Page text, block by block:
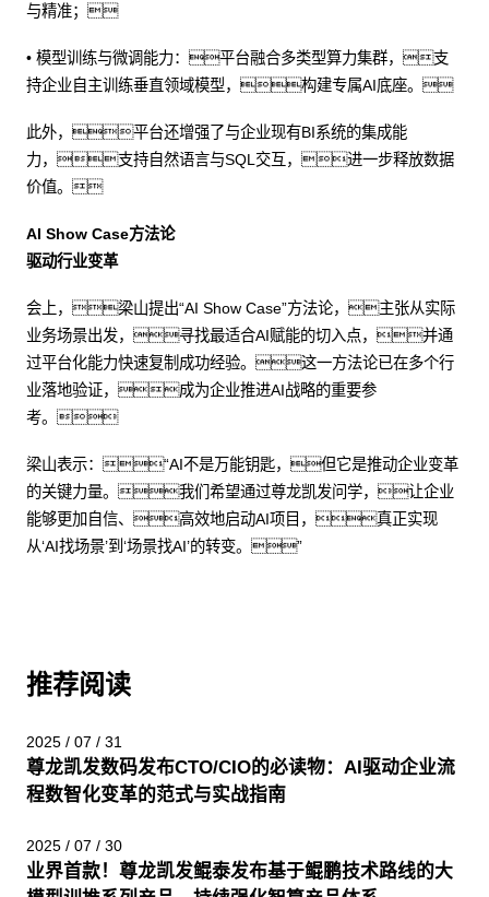
与精准；
• 模型训练与微调能力：平台融合多类型算力集群，支
持企业自主训练垂直领域模型，构建专属AI底座。
此外，平台还增强了与企业现有BI系统的集成能
力，支持自然语言与SQL交互，进一步释放数据
价值。
AI Show Case方法论
驱动行业变革
会上，梁山提出“AI Show Case”方法论，主张从实际
业务场景出发，寻找最适合AI赋能的切入点，并通
过平台化能力快速复制成功经验。这一方法论已在多个行
业落地验证，成为企业推进AI战略的重要参
考。
梁山表示：“AI不是万能钥匙，但它是推动企业变革
的关键力量。我们希望通过尊龙凯发问学，让企业
能够更加自信、高效地启动AI项目，真正实现
从‘AI找场景’到‘场景找AI’的转变。”
推荐阅读
2025 / 07 / 31
尊龙凯发数码发布CTO/CIO的必读物：AI驱动企业流
程数智化变革的范式与实战指南
2025 / 07 / 30
业界首款！尊龙凯发鲲泰发布基于鲲鹏技术路线的大